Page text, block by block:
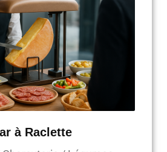
à Raclette